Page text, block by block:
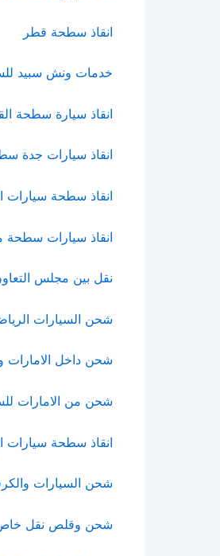
انقاذ سطحة قطر
خدمات ونش سبيد
انقاذ سيارة سطحة
انقاذ سيارات جدة
انقاذ سطحة سيارات
انقاذ سيارات سطحة
نقل بين مجلس
شحن السيارات
شحن داخل الامارات
شحن من الامارات
انقاذ سطحة سيارات
شحن السيارات
شحن وقلص نقل خاص